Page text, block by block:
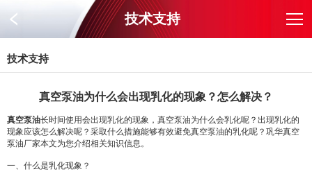
技术支持
技术支持
真空泵油为什么会出现乳化的现象？怎么解决？
真空泵油长时间使用会出现乳化的现象，真空泵油为什么会乳化呢？出现乳化的
现象应该怎么解决呢？采取什么措施能够有效避免真空泵油的乳化呢？巩华真空
泵油厂家本文为您介绍相关知识信息。
一、什么是乳化现象？